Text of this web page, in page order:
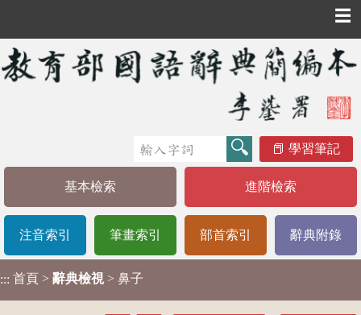
☰
學習筆記
基本檢索 進階檢索
注音索引 筆畫索引 部首索引 辭典附錄
::: 首頁 > 辭典檢視 > 鼻子